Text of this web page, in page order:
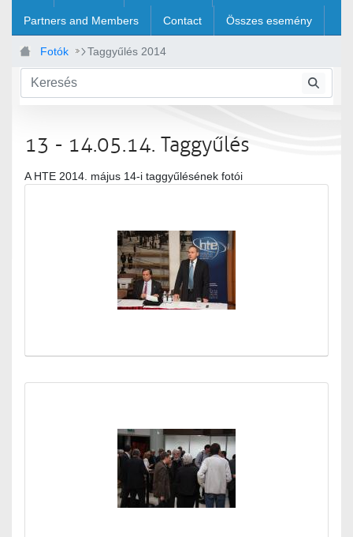
Partners and Members Contact Összes esemény
Fotók Taggyűlés 2014
13 - 14.05.14. Taggyűlés
A HTE 2014. május 14-i taggyűlésének fotói